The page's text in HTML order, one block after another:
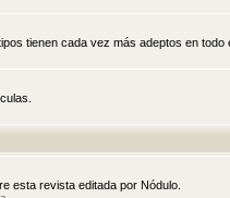
tienen cada vez más adeptos en todo
esta revista editada por Nódulo.